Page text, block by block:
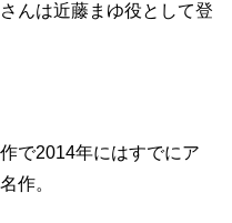
んは近藤まゆ役として登
で2014年にはすでにア
作。